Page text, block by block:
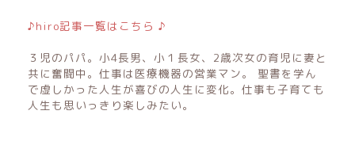
♪hiro記事一覧はこちら ♪
３児のパパ。小4長男、小１長女、2歳次女の育児に妻と
共に奮闘中。仕事は医療機器の営業マン。 聖書を学ん
で虚しかった人生が喜びの人生に変化。仕事も子育ても
人生も思いっきり楽しみたい。